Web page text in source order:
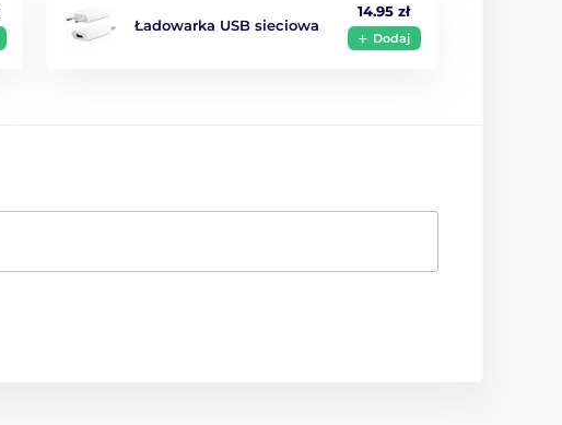
Ładowarka USB sieciowa
14.95 zł
Dodaj